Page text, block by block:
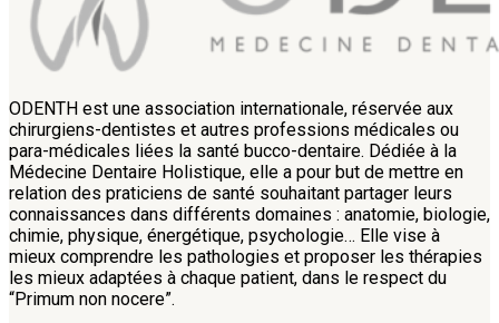
ODENTH est une association internationale, réservée aux
chirurgiens-dentistes et autres professions médicales ou
para-médicales liées la santé bucco-dentaire. Dédiée à la
Médecine Dentaire Holistique, elle a pour but de mettre en
relation des praticiens de santé souhaitant partager leurs
connaissances dans différents domaines : anatomie, biologie,
chimie, physique, énergétique, psychologie… Elle vise à
mieux comprendre les pathologies et proposer les thérapies
les mieux adaptées à chaque patient, dans le respect du
“Primum non nocere”.